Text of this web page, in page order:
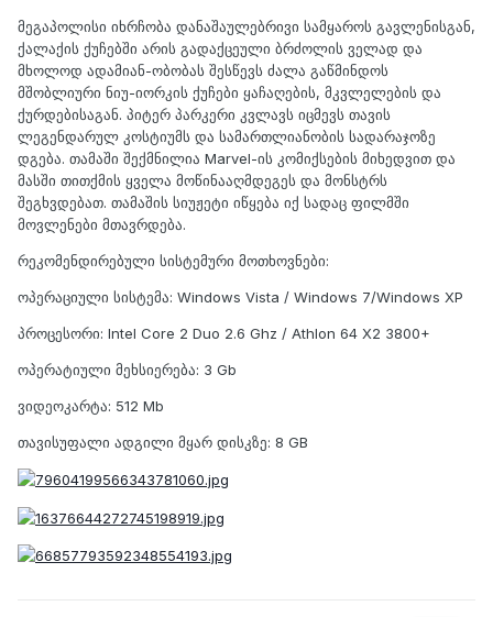
მეგაპოლისი იხრჩობა დანაშაულებრივი სამყაროს გავლენისგან,
ქალაქის ქუჩებში არის გადაქცეული ბრძოლის ველად და
მხოლოდ ადამიან-ობობას შესწევს ძალა გაწმინდოს
მშობლიური ნიუ-იორკის ქუჩები ყაჩაღების, მკვლელების და
ქურდებისაგან. პიტერ პარკერი კვლავს იცმევს თავის
ლეგენდარულ კოსტიუმს და სამართლიანობის სადარაჯოზე
დგება. თამაში შექმნილია Marvel-ის კომიქსების მიხედვით და
მასში თითქმის ყველა მოწინააღმდეგეს და მონსტრს
შეგხვდებათ. თამაშის სიუჟეტი იწყება იქ სადაც ფილმში
მოვლენები მთავრდება.
რეკომენდირებული სისტემური მოთხოვნები:
ოპერაციული სისტემა: Windows Vista / Windows 7/Windows XP
პროცესორი: Intel Core 2 Duo 2.6 Ghz / Athlon 64 X2 3800+
ოპერატიული მეხსიერება: 3 Gb
ვიდეოკარტა: 512 Mb
თავისუფალი ადგილი მყარ დისკზე: 8 GB